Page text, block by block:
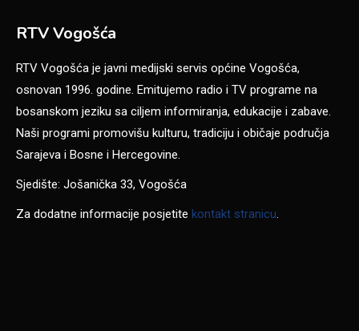
RTV Vogošća
RTV Vogošća je javni medijski servis općine Vogošća,
osnovan 1996. godine. Emitujemo radio i TV programe na
bosanskom jeziku sa ciljem informiranja, edukacije i zabave.
Naši programi promovišu kulturu, tradiciju i običaje područja
Sarajeva i Bosne i Hercegovine.
Sjedište: Jošanička 33, Vogošća
Za dodatne informacije posjetite kontakt stranicu.